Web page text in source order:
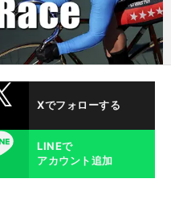
Xでフォローする
LINEで
アカウント追加